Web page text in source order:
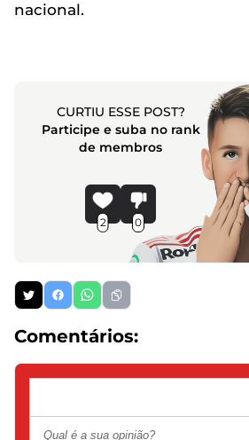
nacional.
CURTIU ESSE POST?
Participe e suba no rank
de membros
2 0
Comentários: